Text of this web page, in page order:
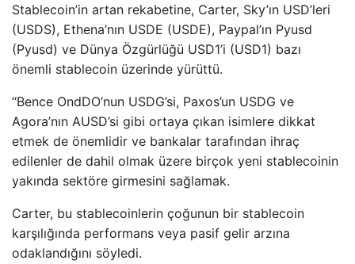
Stablecoin’in artan rekabetine, Carter, Sky’ın USD’leri
(USDS), Ethena’nın USDE (USDE), Paypal’ın Pyusd
(Pyusd) ve Dünya Özgürlüğü USD1’i (USD1) bazı
önemli stablecoin üzerinde yürüttü.
“Bence OndDO’nun USDG’si, Paxos’un USDG ve
Agora’nın AUSD’si gibi ortaya çıkan isimlere dikkat
etmek de önemlidir ve bankalar tarafından ihraç
edilenler de dahil olmak üzere birçok yeni stablecoinin
yakında sektöre girmesini sağlamak.
Carter, bu stablecoinlerin çoğunun bir stablecoin
karşılığında performans veya pasif gelir arzına
odaklandığını söyledi.